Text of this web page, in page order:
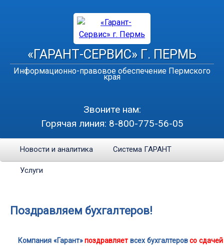
«ГАРАНТ-СЕРВИС» Г. ПЕРМЬ
Информационно-правовое обеспечение Пермского
края
Звоните нам:
Горячая линия: 8-800-775-56-05
Новости и аналитика Система ГАРАНТ
Услуги
Поздравляем бухгалтеров!
Компания «Гарант»поздравляет всех бухгалтеровсо